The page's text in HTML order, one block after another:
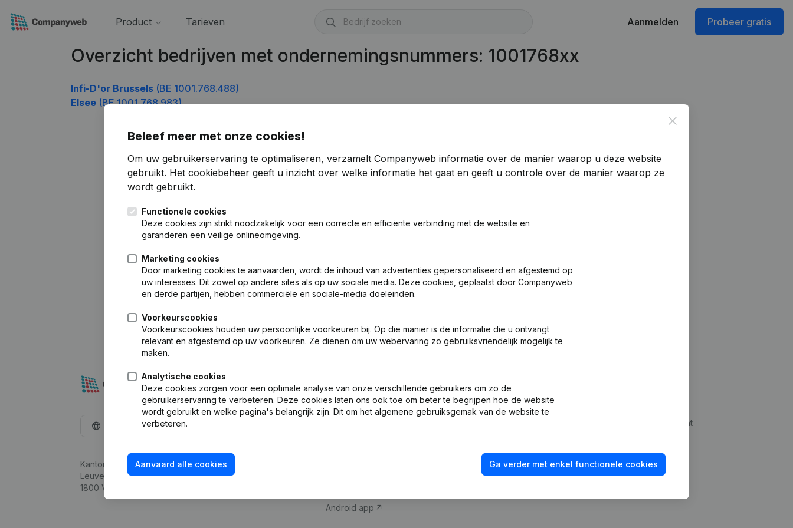
Product Tarieven Aanmelden Probeer gratis
Overzicht bedrijven met ondernemingsnummers: 1001768xx
Infi-D'or Brussels (BE 1001.768.488)
Elsee (BE 1001.768.983)
Close
Beleef meer met onze cookies!
Om uw gebruikerservaring te optimaliseren, verzamelt Companyweb informatie over de manier waarop u deze website
gebruikt. Het cookiebeheer geeft u inzicht over welke informatie het gaat en geeft u controle over de manier waarop ze
wordt gebruikt.
Functionele cookies
Deze cookies zijn strikt noodzakelijk voor een correcte en efficiënte verbinding met de website en
garanderen een veilige onlineomgeving.
Marketing cookies
Door marketing cookies te aanvaarden, wordt de inhoud van advertenties gepersonaliseerd en afgestemd op
uw interesses. Dit zowel op andere sites als op uw sociale media. Deze cookies, geplaatst door Companyweb
en derde partijen, hebben commerciële en sociale-media doeleinden.
Voorkeurscookies
Voorkeurscookies houden uw persoonlijke voorkeuren bij. Op die manier is de informatie die u ontvangt
relevant en afgestemd op uw voorkeuren. Ze dienen om uw webervaring zo gebruiksvriendelijk mogelijk te
maken.
Analytische cookies
Deze cookies zorgen voor een optimale analyse van onze verschillende gebruikers om zo de
gebruikerservaring te verbeteren. Deze cookies laten ons ook toe om beter te begrijpen hoe de website
wordt gebruikt en welke pagina's belangrijk zijn. Dit om het algemene gebruiksgemak van de website te
verbeteren.
Aanvaard alle cookies Ga verder met enkel functionele cookies
Nederlands
Kantorenpark Everest
Leuvensesteenweg 248D,
1800 Vilvoorde
Bedrijfsinformatie
Android app
Compliance & fraudepreventie
Kredietwaardigheid checken
Integraties op maat
Contact